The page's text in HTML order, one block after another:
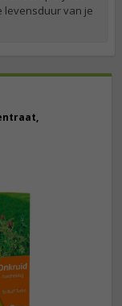
levensduur van je